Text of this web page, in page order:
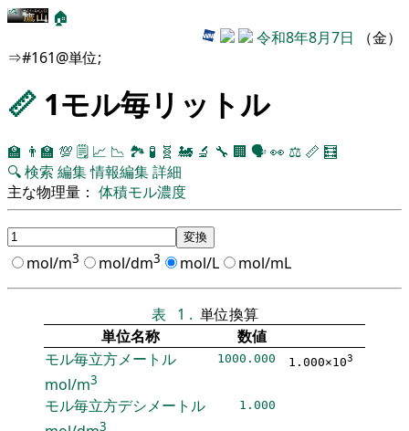
🏠
令和8年8月7日 （金）
⇒#161@単位;
📏 1モル毎リットル
🏫 👨‍🏫 💯 🗒️ 📈 📉 🏞 🧪 🧬 🚂 🔬 🔧 🏢 🗣️👀 ⚖️ 📏 🧮
🔍検索 編集情報編集詳細
主な物理量： 体積モル濃度
mol/m3 mol/dm3 mol/L mol/mL
表 1 . 単位換算
単位名称
数値
モル毎立方メートル
mol/m3
1000.000 1.000×103
モル毎立方デシメートル
3
1.000